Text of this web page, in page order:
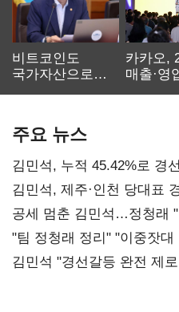
비트코인도
국가자산으로…'
카카오,
매출·영
주요 뉴스
김민석, 누적 45.42%로 경
0.86%p(2보)
김민석, 제주·인천 당대표
공세 멈춘 김민석…정청래
"팀 정청래 정리" "이중잣
다툼 격화
김민석 "경선갈등 완전 제